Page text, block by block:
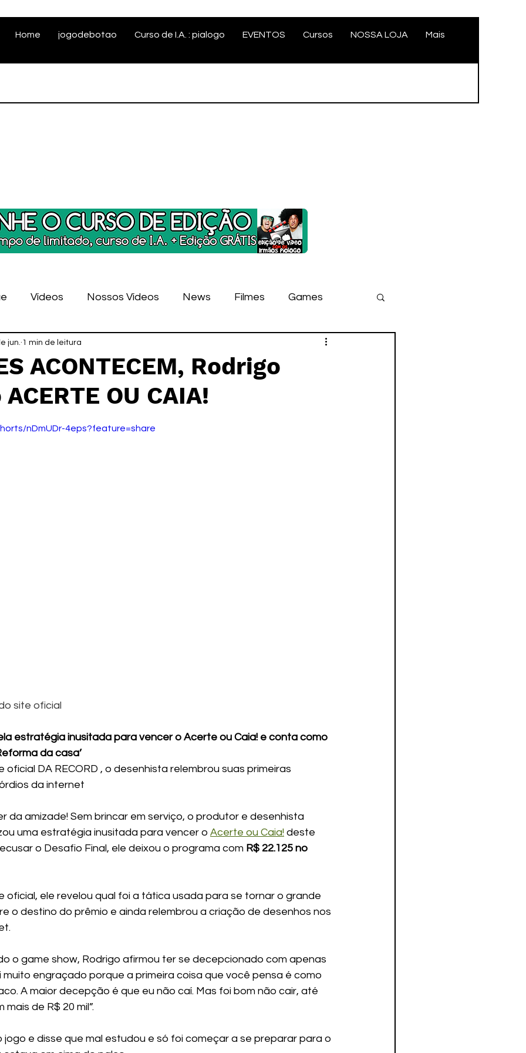
Home jogodebotao Curso de I.A. : pialogo EVENTOS Cursos NOSSA LOJA Mais
Vídeos Nossos Vídeos News Filmes Games
Tecnologia game
BILE games
ACONTECEM, Rodrigo
OU CAIA!
jun. 1 min de leitura
5 estrelas.
nDmUDr-4eps?feature=share
site oficial
estratégia inusitada para vencer o Acerte ou Caia! e conta como
da casa’
oficial DA RECORD , o desenhista relembrou suas primeiras
da internet
da amizade! Sem brincar em serviço, o produtor e desenhista
uma estratégia inusitada para vencer o Acerte ou Caia! deste
o Desafio Final, ele deixou o programa com R$ 22.125 no
oficial, ele revelou qual foi a tática usada para se tornar o grande
o destino do prêmio e ainda relembrou a criação de desenhos nos
o game show, Rodrigo afirmou ter se decepcionado com apenas
muito engraçado porque a primeira coisa que você pensa é como
A maior decepção é que eu não caí. Mas foi bom não cair, até
de R$ 20 mil”.
jogo e disse que mal estudou e só foi começar a se preparar para o